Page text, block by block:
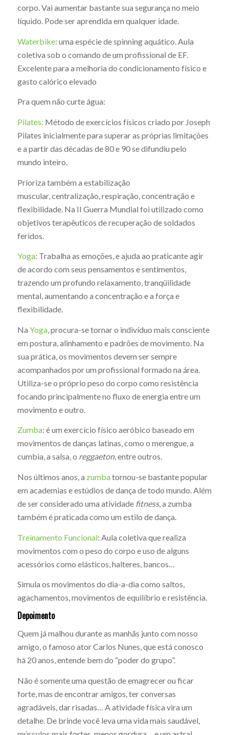
corpo. Vai aumentar bastante sua segurança no meio
líquido. Pode ser aprendida em qualquer idade.
Waterbike: uma espécie de spinning aquático. Aula
coletiva sob o comando de um profissional de EF.
Excelente para a melhoria do condicionamento físico e
gasto calórico elevado
Pra quem não curte água:
Pilates: Método de exercícios físicos criado por Joseph
Pilates inicialmente para superar as próprias limitações
e a partir das décadas de 80 e 90 se difundiu pelo
mundo inteiro.
Prioriza também a estabilização
muscular, centralização, respiração, concentração e
flexibilidade. Na II Guerra Mundial foi utilizado como
objetivos terapêuticos de recuperação de soldados
feridos.
Yoga: Trabalha as emoções, e ajuda ao praticante agir
de acordo com seus pensamentos e sentimentos,
trazendo um profundo relaxamento, tranqüilidade
mental, aumentando a concentração e a força e
flexibilidade.
Na Yoga, procura-se tornar o indivíduo mais consciente
em postura, alinhamento e padrões de movimento. Na
sua prática, os movimentos devem ser sempre
acompanhados por um profissional formado na área.
Utiliza-se o próprio peso do corpo como resistência
focando principalmente no fluxo de energia entre um
movimento e outro.
Zumba: é um exercício físico aeróbico baseado em
movimentos de danças latinas, como o merengue, a
cumbia, a salsa, o reggaeton, entre outros.
Nos últimos anos, a zumbatornou-se bastante popular
em academias e estúdios de dança de todo mundo. Além
de ser considerado uma atividade fitness, a zumba
também é praticada como um estilo de dança.
Treinamento Funcional: Aula coletiva que realiza
movimentos com o peso do corpo e uso de alguns
acessórios como elásticos, halteres, bancos…
Simula os movimentos do dia-a-dia como saltos,
agachamentos, movimentos de equilíbrio e resistência.
Depoimento
Quem já malhou durante as manhãs junto com nosso
amigo, o famoso ator Carlos Nunes, que está conosco
há 20 anos, entende bem do “poder do grupo”.
Não é somente uma questão de emagrecer ou ficar
forte, mas de encontrar amigos, ter conversas
agradáveis, dar risadas… A atividade física vira um
detalhe. De brinde você leva uma vida mais saudável,